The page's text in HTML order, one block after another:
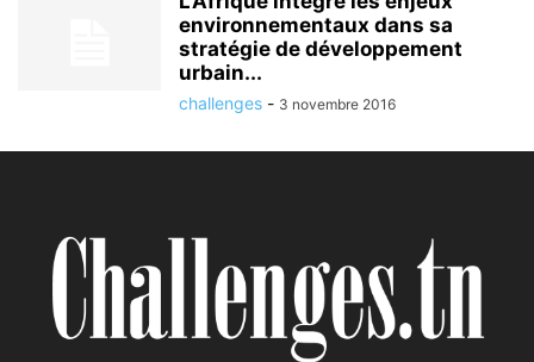
environnementaux dans sa
stratégie de développement
urbain...
challenges - 3 novembre 2016